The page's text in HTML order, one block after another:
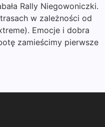
Rally Niegowoniczki.
w zależności od
Emocje i dobra
zamieścimy pierwsze